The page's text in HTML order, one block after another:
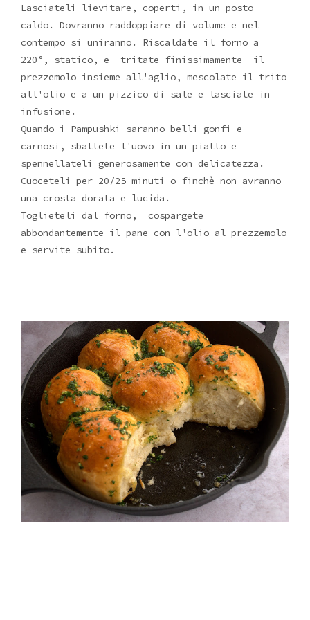
Lasciateli lievitare, coperti, in un posto
caldo. Dovranno raddoppiare di volume e nel
contempo si uniranno. Riscaldate il forno a
220°, statico, e tritate finissimamente il
prezzemolo insieme all'aglio, mescolate il trito
all'olio e a un pizzico di sale e lasciate in
infusione.
Quando i Pampushki saranno belli gonfi e
carnosi, sbattete l'uovo in un piatto e
spennellateli generosamente con delicatezza.
Cuoceteli per 20/25 minuti o finchè non avranno
una crosta dorata e lucida.
Toglieteli dal forno, cospargete
abbondantemente il pane con l'olio al prezzemolo
e servite subito.